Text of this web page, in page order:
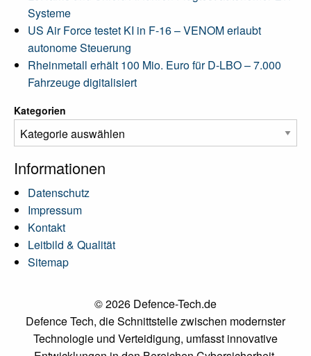
Systeme
US Air Force testet KI in F-16 – VENOM erlaubt
autonome Steuerung
Rheinmetall erhält 100 Mio. Euro für D-LBO – 7.000
Fahrzeuge digitalisiert
Kategorien
Informationen
Datenschutz
Impressum
Kontakt
Leitbild & Qualität
Sitemap
© 2026 Defence-Tech.de
Defence Tech, die Schnittstelle zwischen modernster
Technologie und Verteidigung, umfasst innovative